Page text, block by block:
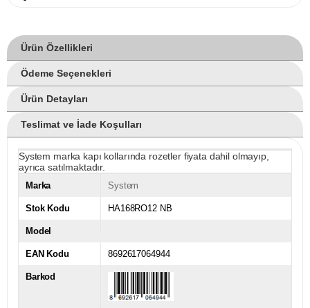
Ürün Özellikleri
Ödeme Seçenekleri
Ürün Detayları
Teslimat ve İade Koşulları
System marka kapı kollarında rozetler fiyata dahil olmayıp,
ayrıca satılmaktadır.
Marka System
Stok Kodu HA168RO12 NB
Model
EAN Kodu 8692617064944
Barkod